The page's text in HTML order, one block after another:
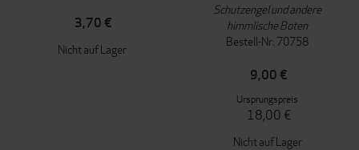
3,70 €
Nicht auf Lager
Schutzengel und andere
himmlische Boten
Bestell-Nr: 70758
9,00 €
Ursprungspreis
18,00 €
Nicht auf Lager